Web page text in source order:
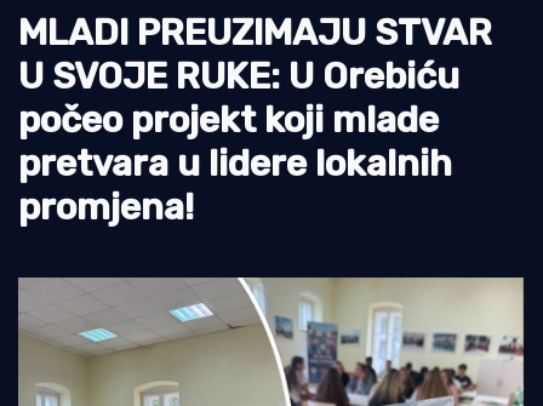
Pomorstvo
Ribolov
Ekologija
Tradicija i kultura
MLADI PREUZIMAJU STVAR
U SVOJE RUKE: U Orebiću
počeo projekt koji mlade
pretvara u lidere lokalnih
promjena!